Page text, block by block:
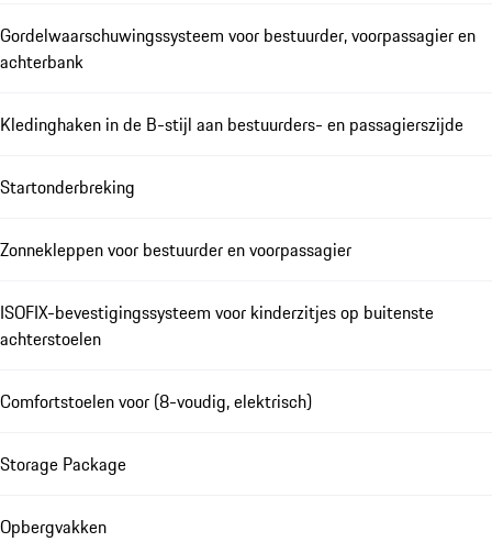
Gordelwaarschuwingssysteem voor bestuurder, voorpassagier en
achterbank
Kledinghaken in de B-stijl aan bestuurders- en passagierszijde
Startonderbreking
Zonnekleppen voor bestuurder en voorpassagier
ISOFIX-bevestigingssysteem voor kinderzitjes op buitenste
achterstoelen
Comfortstoelen voor (8-voudig, elektrisch)
Storage Package
Opbergvakken